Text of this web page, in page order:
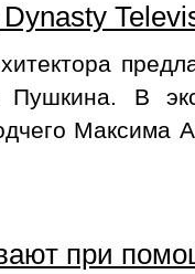
В
Максима
при